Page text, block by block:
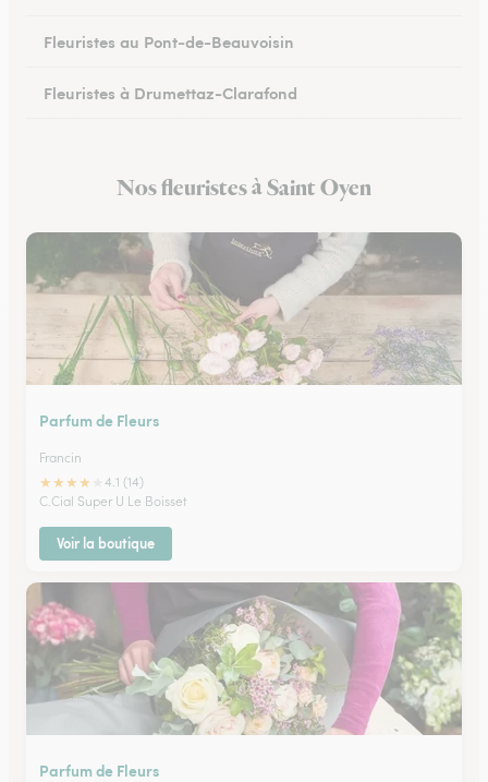
Fleuristes au Pont-de-Beauvoisin
Fleuristes à Drumettaz-Clarafond
Nos fleuristes à Saint Oyen
Parfum de Fleurs
Francin
★★★★
4.1 (14)
C.Cial Super U Le Boisset
Voir la boutique
Parfum de Fleurs